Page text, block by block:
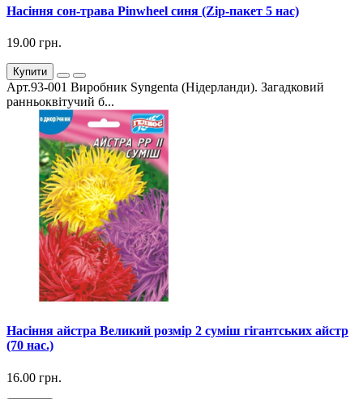
Насіння сон-трава Pinwheel синя (Zip-пакет 5 нас)
19.00 грн.
Купити
Арт.93-001 Виробник Syngenta (Нідерланди). Загадковий
ранньоквітучий б...
Насіння айстра Великий розмір 2 суміш гігантських айстр
(70 нас.)
16.00 грн.